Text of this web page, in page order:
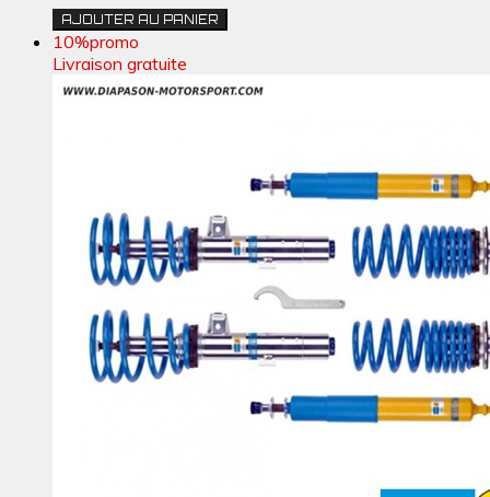
AJOUTER AU PANIER
10%promo
Livraison gratuite